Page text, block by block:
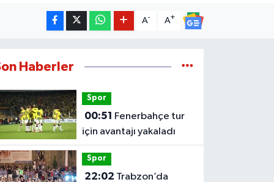
A- A+
Haberler
Spor
00:51
için avantajı yakaladı
Spor
22:02